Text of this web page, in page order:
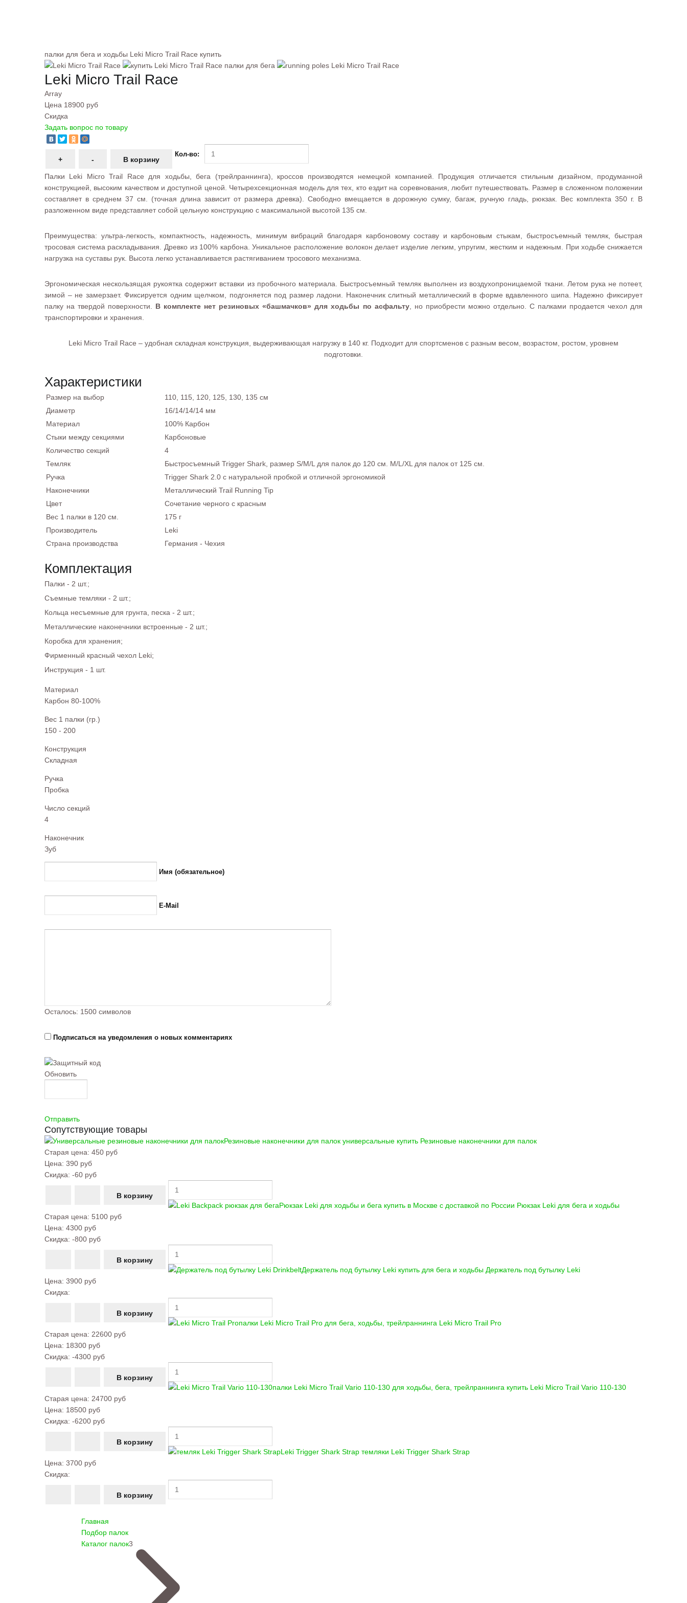
палки для бега и ходьбы Leki Micro Trail Race купить
Leki Micro Trail Race
Array
Цена 18900 руб
Скидка
Задать вопрос по товару
Кол-во:
Палки Leki Micro Trail Race для ходьбы, бега (трейлраннинга), кроссов производятся немецкой компанией. Продукция отличается стильным дизайном, продуманной
конструкцией, высоким качеством и доступной ценой. Четырехсекционная модель для тех, кто ездит на соревнования, любит путешествовать. Размер в сложенном положении
составляет в среднем 37 см. (точная длина зависит от размера древка). Свободно вмещается в дорожную сумку, багаж, ручную гладь, рюкзак. Вес комплекта 350 г. В
разложенном виде представляет собой цельную конструкцию с максимальной высотой 135 см.
Преимущества: ультра-легкость, компактность, надежность, минимум вибраций благодаря карбоновому составу и карбоновым стыкам, быстросъемный темляк, быстрая
тросовая система раскладывания. Древко из 100% карбона. Уникальное расположение волокон делает изделие легким, упругим, жестким и надежным. При ходьбе снижается
нагрузка на суставы рук. Высота легко устанавливается растягиванием тросового механизма.
Эргономическая нескользящая рукоятка содержит вставки из пробочного материала. Быстросъемный темляк выполнен из воздухопроницаемой ткани. Летом рука не потеет,
зимой – не замерзает. Фиксируется одним щелчком, подгоняется под размер ладони. Наконечник слитный металлический в форме вдавленного шипа. Надежно фиксирует
палку на твердой поверхности. В комплекте нет резиновых «башмачков» для ходьбы по асфальту, но приобрести можно отдельно. С палками продается чехол для
транспортировки и хранения.
Leki Micro Trail Race – удобная складная конструкция, выдерживающая нагрузку в 140 кг. Подходит для спортсменов с разным весом, возрастом, ростом, уровнем
подготовки.
Характеристики
Размер на выбор
110, 115, 120, 125, 130, 135 см
Диаметр
16/14/14/14 мм
Материал
100% Карбон
Стыки между секциями
Карбоновые
Количество секций
4
Темляк
Быстросъемный Trigger Shark, размер S/M/L для палок до 120 см. M/L/XL для палок от 125 см.
Ручка
Trigger Shark 2.0 c натуральной пробкой и отличной эргономикой
Наконечники
Металлический Trail Running Tip
Цвет
Сочетание черного с красным
Вес 1 палки в 120 см.
175 г
Производитель
Leki
Страна производства
Германия - Чехия
Комплектация
Палки - 2 шт.;
Съемные темляки - 2 шт.;
Кольца несъемные для грунта, песка - 2 шт.;
Металлические наконечники встроенные - 2 шт.;
Коробка для хранения;
Фирменный красный чехол Leki;
Инструкция - 1 шт.
Материал
Карбон 80-100%
Вес 1 палки (гр.)
150 - 200
Конструкция
Складная
Ручка
Пробка
Число секций
4
Наконечник
Зуб
Имя (обязательное)
E-Mail
Осталось: 1500 символов
Подписаться на уведомления о новых комментариях
Обновить
Отправить
Сопутствующие товары
Резиновые наконечники для палок универсальные купить Резиновые наконечники для палок
Старая цена: 450 руб
Цена: 390 руб
Скидка: -60 руб
Рюкзак Leki для ходьбы и бега купить в Москве с доставкой по России Рюкзак Leki для бега и ходьбы
Старая цена: 5100 руб
Цена: 4300 руб
Скидка: -800 руб
Держатель под бутылку Leki купить для бега и ходьбы Держатель под бутылку Leki
Цена: 3900 руб
Скидка:
палки Leki Micro Trail Pro для бега, ходьбы, трейлраннинга Leki Micro Trail Pro
Старая цена: 22600 руб
Цена: 18300 руб
Скидка: -4300 руб
палки Leki Micro Trail Vario 110-130 для ходьбы, бега, трейлраннинга купить Leki Micro Trail Vario 110-130
Старая цена: 24700 руб
Цена: 18500 руб
Скидка: -6200 руб
Leki Trigger Shark Strap темляки Leki Trigger Shark Strap
Цена: 3700 руб
Скидка:
Главная
Подбор палок
Каталог палок3